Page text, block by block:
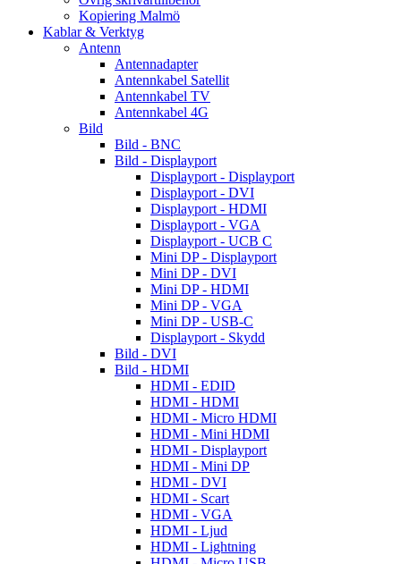
Kopiering Malmö
Kablar & Verktyg
Antenn
Antennadapter
Antennkabel Satellit
Antennkabel TV
Antennkabel 4G
Bild
Bild - BNC
Bild - Displayport
Displayport - Displayport
Displayport - DVI
Displayport - HDMI
Displayport - VGA
Displayport - UCB C
Mini DP - Displayport
Mini DP - DVI
Mini DP - HDMI
Mini DP - VGA
Mini DP - USB-C
Displayport - Skydd
Bild - DVI
Bild - HDMI
HDMI - EDID
HDMI - HDMI
HDMI - Micro HDMI
HDMI - Mini HDMI
HDMI - Displayport
HDMI - Mini DP
HDMI - DVI
HDMI - Scart
HDMI - VGA
HDMI - Ljud
HDMI - Lightning